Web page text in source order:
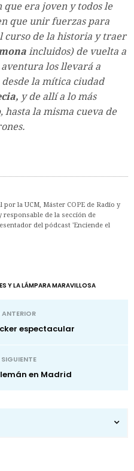
que era joven y todos le
que unir fuerzas para
curso de la historia y traer
incluidos) de vuelta a
aventura los llevará a
desde la mítica ciudad
y de allí a lo más
, hasta la misma cueva de
la UCM, Máster COPE de Radio y
responsable de la sección de
del pódcast 'Enciende el
Y LA LÁMPARA MARAVILLOSA
espectacular
en Madrid